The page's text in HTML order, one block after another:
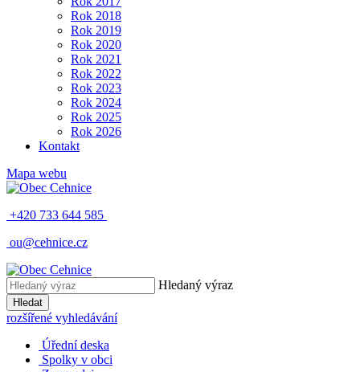
Rok 2018
Rok 2019
Rok 2020
Rok 2021
Rok 2022
Rok 2023
Rok 2024
Rok 2025
Rok 2026
Kontakt
Mapa webu
+420 733 644 585
ou@cehnice.cz
Hledaný výraz
Hledat
rozšířené vyhledávání
Úřední deska
Spolky v obci